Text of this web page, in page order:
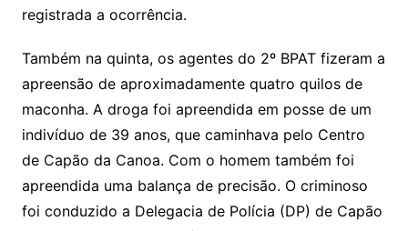
registrada a ocorrência.
Também na quinta, os agentes do 2º BPAT fizeram a
apreensão de aproximadamente quatro quilos de
maconha. A droga foi apreendida em posse de um
indivíduo de 39 anos, que caminhava pelo Centro
de Capão da Canoa. Com o homem também foi
apreendida uma balança de precisão. O criminoso
foi conduzido a Delegacia de Polícia (DP) de Capão